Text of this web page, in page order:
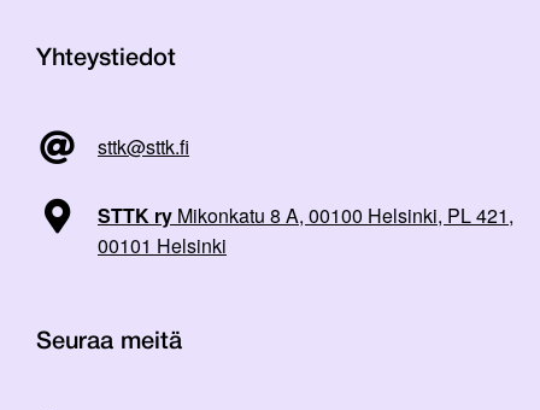
Yhteystiedot
sttk@sttk.fi
STTK ry Mikonkatu 8 A, 00100 Helsinki, PL 421,
00101 Helsinki
Seuraa meitä